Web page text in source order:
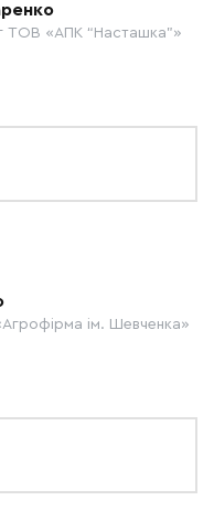
ТОВ «АПК “Насташка”»
ім. Шевченка»